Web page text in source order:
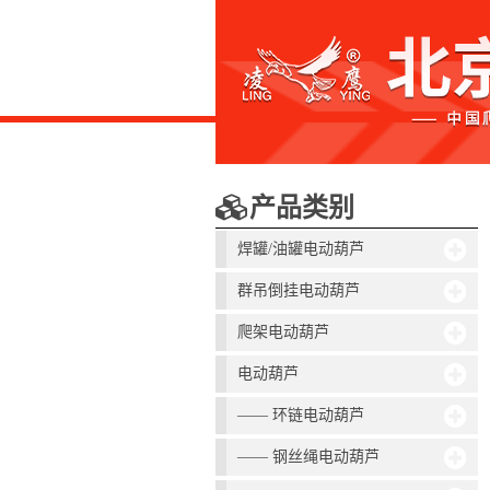
产品类别
焊罐/油罐电动葫芦
群吊倒挂电动葫芦
爬架电动葫芦
电动葫芦
—— 环链电动葫芦
—— 钢丝绳电动葫芦